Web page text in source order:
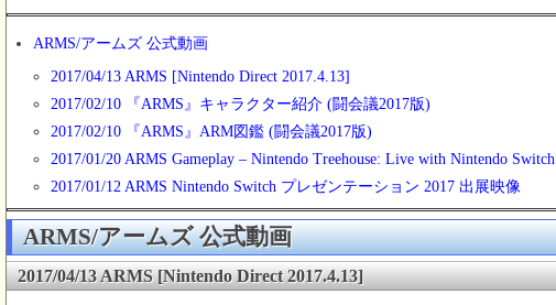
ARMS/アームズ 公式動画
2017/04/13 ARMS [Nintendo Direct 2017.4.13]
2017/02/10 『ARMS』キャラクター紹介 (闘会議2017版)
2017/02/10 『ARMS』ARM図鑑 (闘会議2017版)
2017/01/20 ARMS Gameplay – Nintendo Treehouse: Live with Nintendo Switch
2017/01/12 ARMS Nintendo Switch プレゼンテーション 2017 出展映像
ARMS/アームズ 公式動画
2017/04/13 ARMS [Nintendo Direct 2017.4.13]